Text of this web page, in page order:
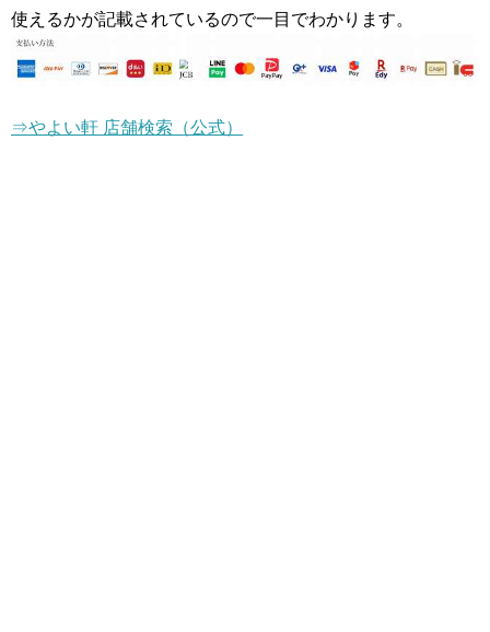
使えるかが記載されているので一目でわかります。
⇒やよい軒 店舗検索（公式）